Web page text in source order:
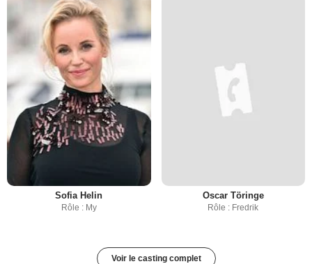
Sofia Helin
Rôle : My
Oscar Töringe
Rôle : Fredrik
Voir le casting complet